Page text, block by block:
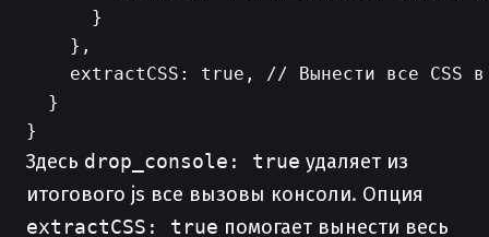
      }
    },
extractCSS: true, // Вынести все CSS
  }
Здесь drop_console: true удаляет из
итогового js все вызовы консоли. Опция
extractCSS: true помогает вынести весь